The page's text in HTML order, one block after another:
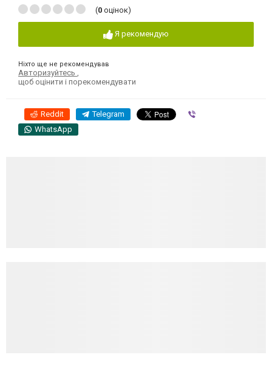
(0 оцінок)
Я рекомендую
Ніхто ще не рекомендував
Авторизуйтесь
щоб оцінити і порекомендувати
Reddit Telegram
WhatsApp